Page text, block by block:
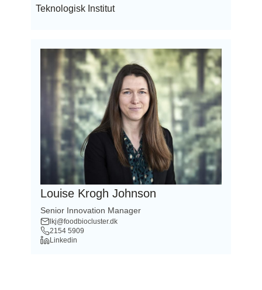
Teknologisk Institut
Louise Krogh Johnson
Senior Innovation Manager
lkj@foodbiocluster.dk
2154 5909
Linkedin